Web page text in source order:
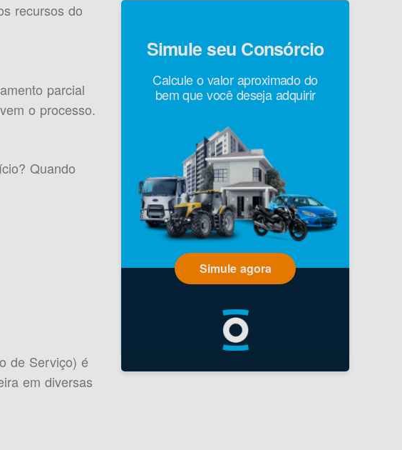
recursos do
parcial
o processo.
Quando
de Serviço) é
em diversas
Simule seu Consórcio
Calcule o valor aproximado do
bem que você deseja adquirir
Simule agora